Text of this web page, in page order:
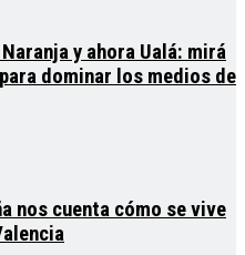
y ahora Ualá: mirá
dominar los medios de
nos cuenta cómo se vive